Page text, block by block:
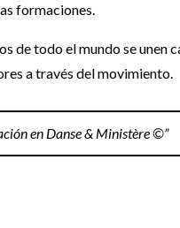
formaciones.
de todo el mundo se unen
a través del movimiento.
en Danse & Ministère ©”